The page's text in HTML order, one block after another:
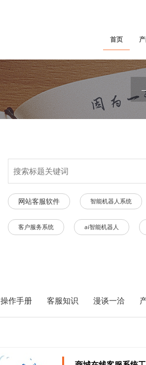
首页
网站客服软件 智能机器人系统
客户服务系统 ai智能机器人
操作手册 客服知识 漫谈一洽